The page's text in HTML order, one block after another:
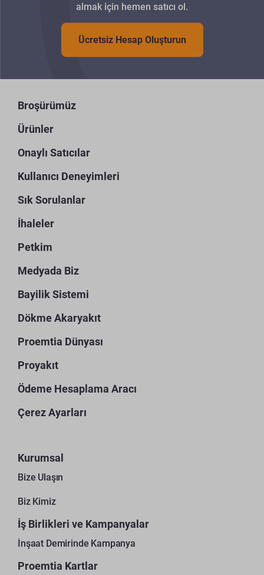
almak için hemen satıcı ol.
Ücretsiz Hesap Oluşturun
Broşürümüz
Ürünler
Onaylı Satıcılar
Kullanıcı Deneyimleri
Sık Sorulanlar
İhaleler
Petkim
Medyada Biz
Bayilik Sistemi
Dökme Akaryakıt
Proemtia Dünyası
Proyakıt
Ödeme Hesaplama Aracı
Çerez Ayarları
Kurumsal
Bize Ulaşın
Biz Kimiz
İş Birlikleri ve Kampanyalar
İnşaat Demirinde Kampanya
Proemtia Kartlar